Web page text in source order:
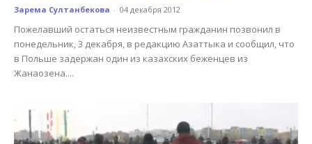
Зарема Султанбекова - 04 декабря 2012
Пожелавший остаться неизвестным гражданин позвонил в
понедельник, 3 декабря, в редакцию Азаттыка и сообщил, что
в Польше задержан один из казахских беженцев из
Жанаозена....